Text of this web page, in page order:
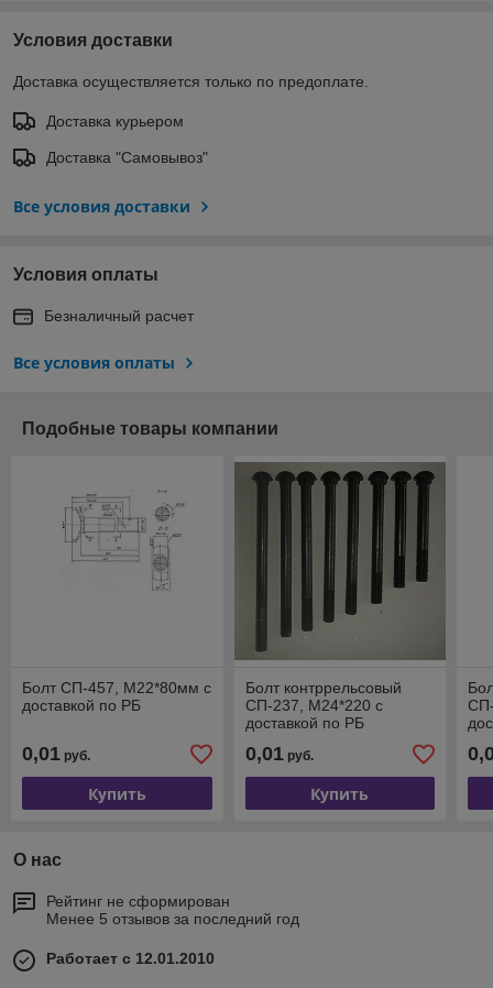
Условия доставки
Доставка осуществляется только по предоплате.
Доставка курьером
Доставка "Самовывоз"
Все условия доставки
Условия оплаты
Безналичный расчет
Все условия оплаты
Подобные товары компании
Болт СП-457, М22*80мм с
доставкой по РБ
0,01 руб.
Купить
Болт контррельсовый
СП-237, М24*220 с
доставкой по РБ
0,01руб.
Купить
О нас
Рейтинг не сформирован
Менее 5 отзывов за последний год
Работает с 12.01.2010